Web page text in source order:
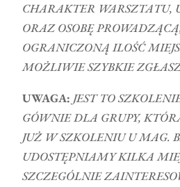
CHARAKTER WARSZTATU,
ORAZ OSOBĘ
OGRANICZONĄ ILOŚĆ
MOŻLIWIE SZYBKIE
UWAGA: JEST TO
GÓWNIE DLA GRUPY,
JUŻ W SZKOLENIU U MAG.
UDOSTĘPNIAMY KILKA
SZCZEGÓLNIE